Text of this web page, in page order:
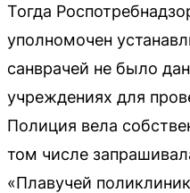
Тогда
уполномочен
санврачей не было
учреждениях для
Полиция вела
том числе
«Плавучей